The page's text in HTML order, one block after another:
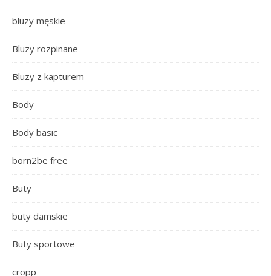
bluzy męskie
Bluzy rozpinane
Bluzy z kapturem
Body
Body basic
born2be free
Buty
buty damskie
Buty sportowe
cropp